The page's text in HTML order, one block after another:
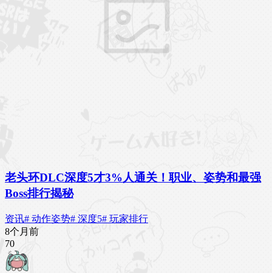
老头环DLC深度5才3%人通关！职业、姿势和最强
Boss排行揭秘
资讯# 动作姿势# 深度5# 玩家排行
8个月前
70